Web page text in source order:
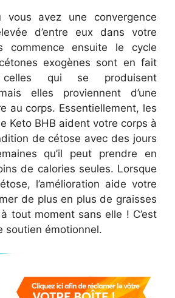
vous avez une convergence
d’entre eux dans votre
commence ensuite le cycle
exogènes sont en fait
qui se produisent
elles proviennent d’une
au corps. Essentiellement, les
Keto BHB aident votre corps à
de cétose avec des jours
qu’il peut prendre en
de calories seules. Lorsque
l’amélioration aide votre
de plus en plus de graisses
tout moment sans elle ! C’est
soutien émotionnel.